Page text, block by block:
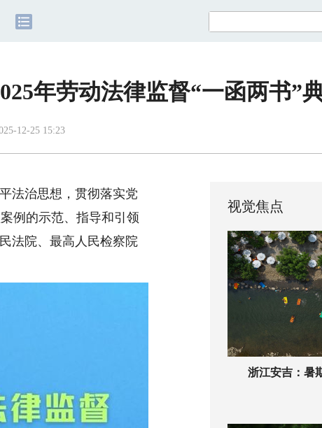
年劳动法律监督“一函两书”
12-25 15:23
法治思想，贯彻落实党
例的示范、指导和引领
法院、最高人民检察院
视觉焦点
浙江安吉：暑